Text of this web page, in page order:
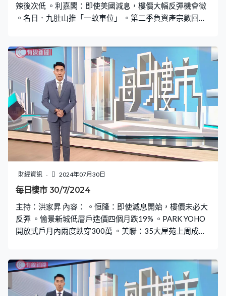
辣後次低 。利嘉閣：即使美國減息，樓價大幅反彈機會微
。名日．九肚山推「一蚊車位」 。第二季負資產宗數回落
財經資訊 2024年07月30日
每日樓市 30/7/2024
主持：洪家昇 內容： 。恒隆：即使減息開始，樓價未必大
反彈 。愉景新城低層戶造價四個月跌19% 。PARK YOHO
開放式戶月內兩度跌穿300萬 。美聯：35大屋苑上周成交